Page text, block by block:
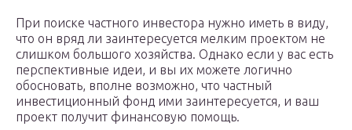
При поиске частного инвестора нужно иметь в виду,
что он вряд ли заинтересуется мелким проектом не
слишком большого хозяйства. Однако если у вас есть
перспективные идеи, и вы их можете логично
обосновать, вполне возможно, что частный
инвестиционный фонд ими заинтересуется, и ваш
проект получит финансовую помощь.